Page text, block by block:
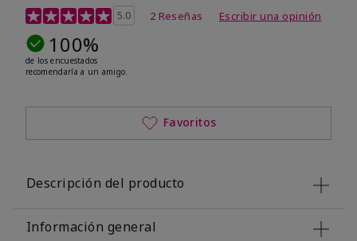
Calificación de clientes de 5 de 5
5.0 2 Reseñas Escribir una opinión
100%
de los encuestados
recomendaría a un amigo.
Favoritos
Descripción del producto
Información general